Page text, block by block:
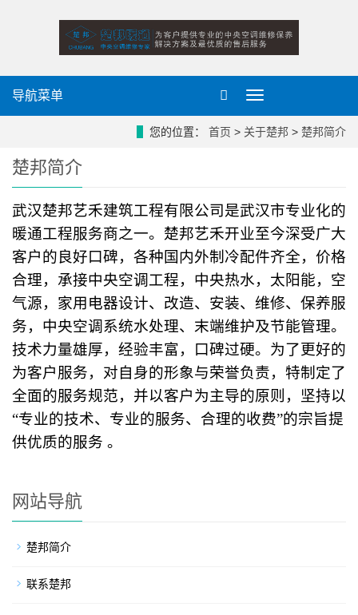
航
菜
导航菜单
您的位置： 首页 > 关于楚邦 > 楚邦简介
楚邦简介
武汉楚邦艺禾建筑工程有限公司是武汉市专业化的
暖通工程服务商之一。楚邦艺禾开业至今深受广大
客户的良好口碑，各种国内外制冷配件齐全，价格
合理，承接中央空调工程，中央热水，太阳能，空
气源，家用电器设计、改造、安装、维修、保养服
务，中央空调系统水处理、末端维护及节能管理。
技术力量雄厚，经验丰富，口碑过硬。为了更好的
为客户服务，对自身的形象与荣誉负责，特制定了
全面的服务规范，并以客户为主导的原则，坚持以
“专业的技术、专业的服务、合理的收费”的宗旨提
供优质的服务 。
网站导航
楚邦简介
联系楚邦